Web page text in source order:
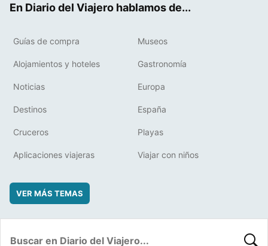
En Diario del Viajero hablamos de...
Guías de compra Museos
Alojamientos y hoteles Gastronomía
Noticias Europa
Destinos España
Cruceros Playas
Aplicaciones viajeras Viajar con niños
VER MÁS TEMAS